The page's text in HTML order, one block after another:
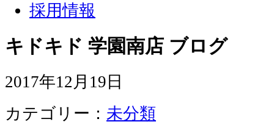
採用情報
キドキド 学園南店 ブログ
2017年12月19日
カテゴリー： 未分類